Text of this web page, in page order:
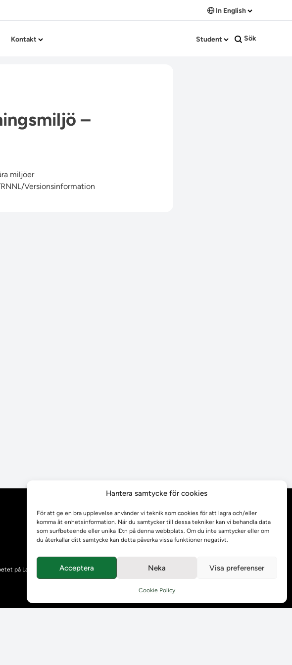
Hantera samtycke för cookies
För att ge en bra upplevelse använder vi teknik som cookies för att lagra och/eller
komma åt enhetsinformation. När du samtycker till dessa tekniker kan vi behandla data
som surfbeteende eller unika ID:n på denna webbplats. Om du inte samtycker eller om
du återkallar ditt samtycke kan detta påverka vissa funktioner negativt.
Acceptera Neka Visa preferenser
Cookie Policy
In English
Kontakt Student Sök
–
miljöer
Versionsinformation
på Ladokkonsortiet
Behandling av
personuppgifter
Prenumerera på våra